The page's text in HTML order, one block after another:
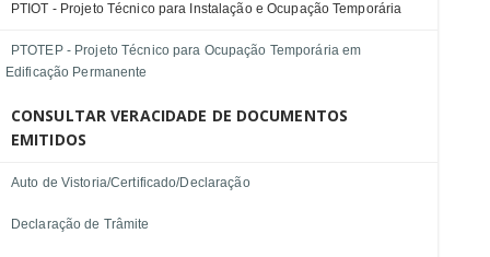
PTIOT - Projeto Técnico para Instalação e Ocupação Temporária
PTOTEP - Projeto Técnico para Ocupação Temporária em
Edificação Permanente
CONSULTAR VERACIDADE DE DOCUMENTOS
EMITIDOS
Auto de Vistoria/Certificado/Declaração
Declaração de Trâmite